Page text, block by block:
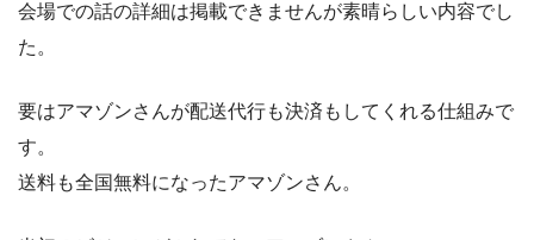
会場での話の詳細は掲載できませんが素晴らしい内容でし
た。
要はアマゾンさんが配送代行も決済もしてくれる仕組みで
す。
送料も全国無料になったアマゾンさん。